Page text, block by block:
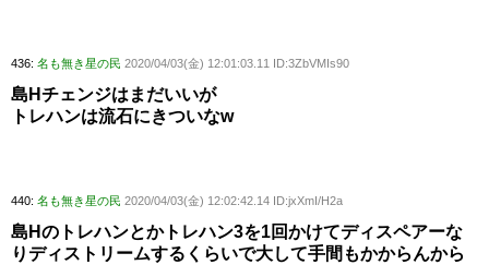
436: 名も無き星の民 2020/04/03(金) 12:01:03.11 ID:3ZbVMIs90
島Hチェンジはまだいいが
トレハンは流石にきついなw
440: 名も無き星の民 2020/04/03(金) 12:02:42.14 ID:jxXmI/H2a
島Hのトレハンとかトレハン3を1回かけてディスペアーな
りディストリームするくらいで大して手間もかからんから